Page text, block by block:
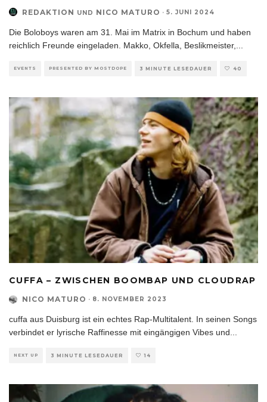
REDAKTION UND NICO MATURO · 5. JUNI 2024
Die Boloboys waren am 31. Mai im Matrix in Bochum und haben
reichlich Freunde eingeladen. Makko, Okfella, Beslikmeister,
EVENTS PRESENTED BY MOSTDOPE 3 MINUTE LESEDAUER 40
CUFFA – ZWISCHEN BOOMBAP UND CLOUDRAP
NICO MATURO · 8. NOVEMBER 2023
cuffa aus Duisburg ist ein echtes Rap-Multitalent. In seinen Songs
verbindet er lyrische Raffinesse mit eingängigen Vibes und...
NEXT UP 3 MINUTE LESEDAUER 14